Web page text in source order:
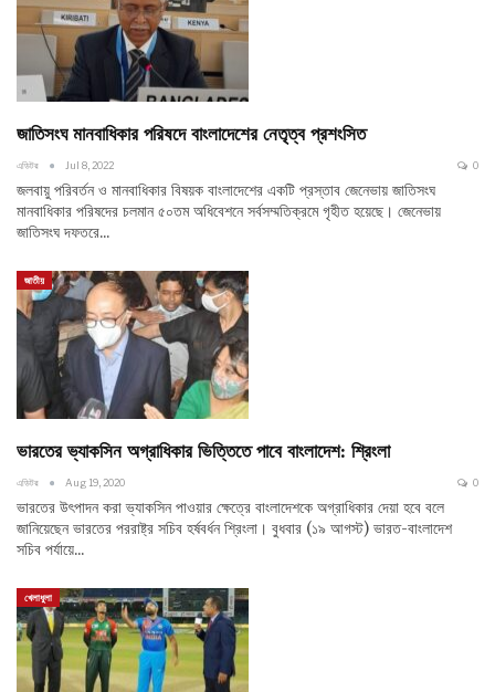
জাতিসংঘ মানবাধিকার পরিষদে বাংলাদেশের নেতৃত্ব প্রশংসিত
এডিটর Jul 8, 2022 0
জলবায়ু পরিবর্তন ও মানবাধিকার বিষয়ক বাংলাদেশের একটি প্রস্তাব জেনেভায় জাতিসংঘ
মানবাধিকার পরিষদের চলমান ৫০তম অধিবেশনে সর্বসম্মতিক্রমে গৃহীত হয়েছে। জেনেভায়
জাতিসংঘ দফতরে…
জাতীয়
ভারতের ভ্যাকসিন অগ্রাধিকার ভিত্তিতে পাবে বাংলাদেশ: শ্রিংলা
এডিটর Aug 19, 2020 0
ভারতের উৎপাদন করা ভ্যাকসিন পাওয়ার ক্ষেত্রে বাংলাদেশকে অগ্রাধিকার দেয়া হবে বলে
জানিয়েছেন ভারতের পররাষ্ট্র সচিব হর্ষবর্ধন শ্রিংলা। বুধবার (১৯ আগস্ট) ভারত-বাংলাদেশ
সচিব পর্যায়ে…
খেলাধুলা